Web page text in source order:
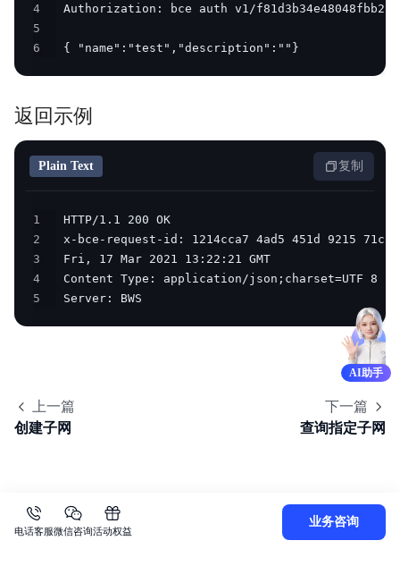
4
5
6
{ "name":"test","description":""}
返回示例
Plain Text 复制
1
2
3
4
5
Server: BWS
上一篇
创建子网
下一篇
查询指定子网
AI助手
电话客服微信咨询活动权益
业务咨询